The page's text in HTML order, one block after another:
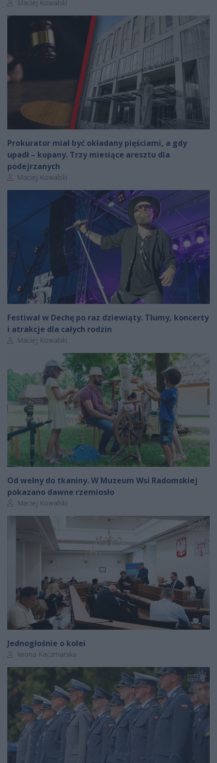
Autor artykułu:
Maciej Kowalski
Prokurator miał być okładany pięściami, a gdy
upadł – kopany. Trzy miesiące aresztu dla
podejrzanych
Autor artykułu:
Maciej Kowalski
Festiwal w Dechę po raz dziewiąty. Tłumy, koncerty
i atrakcje dla całych rodzin
Autor artykułu:
Maciej Kowalski
Od wełny do tkaniny. W Muzeum Wsi Radomskiej
pokazano dawne rzemiosło
Autor artykułu:
Maciej Kowalski
Jednogłośnie o kolei
Autor artykułu:
Iwona Kaczmarska